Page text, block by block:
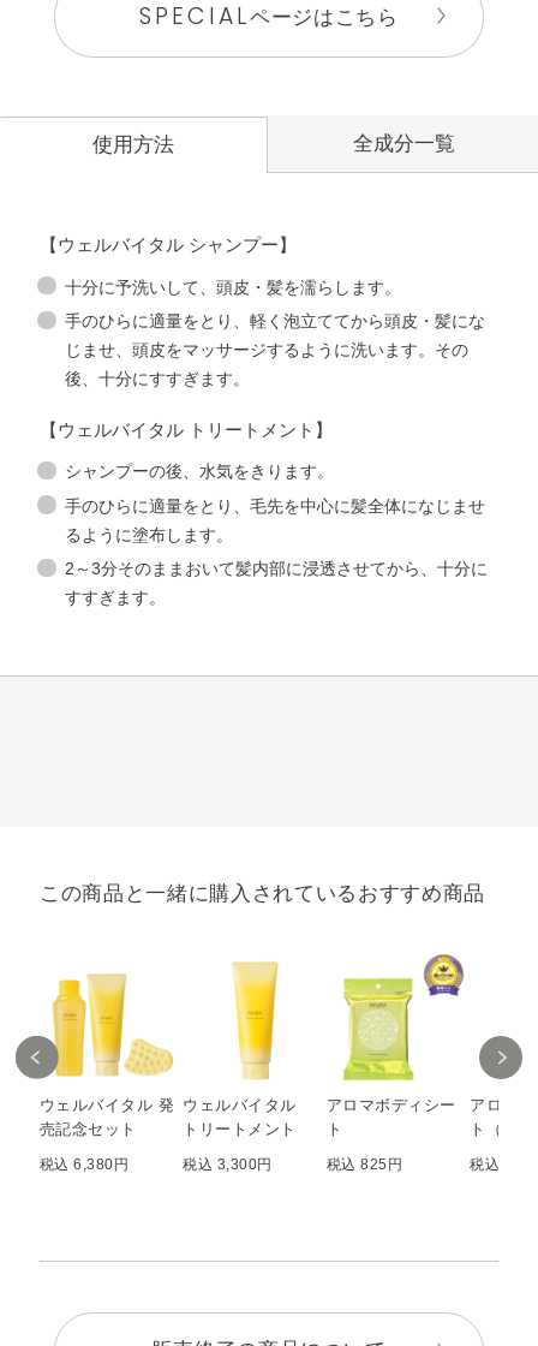
SPECIALページはこちら
使用方法
【ウェルバイタル シャンプー】
十分に予洗いして、頭皮・髪を濡らします。
手のひらに適量をとり、軽く泡立ててから頭皮・髪にな
じませ、頭皮をマッサージするように洗います。その
後、十分にすすぎます。
【ウェルバイタル トリートメント】
シャンプーの後、水気をきります。
手のひらに適量をとり、毛先を中心に髪全体になじませ
るように塗布します。
2～3分そのままおいて髪内部に浸透させてから、十分に
すすぎます。
全成分一覧
この商品と一緒に購入されているおすすめ商品
ウェルバイタル 発
売記念セット
税込 6,380円
ウェルバイタル
トリートメント
税込 3,300円
アロマボディシー
ト
税込 825円
アロマ
ト（青
税込 825